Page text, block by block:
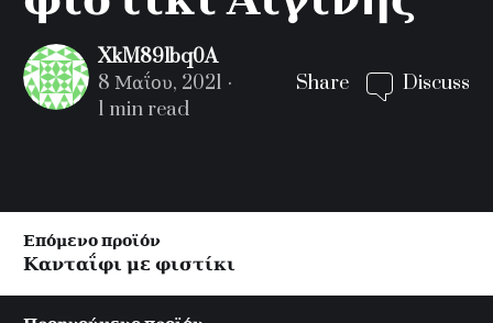
XkM89lbq0A
8 Μαΐου, 2021
1 min read
Share Discuss
Post
navigation
Επόμενο προϊόν
Κανταΐφι με φιστίκι